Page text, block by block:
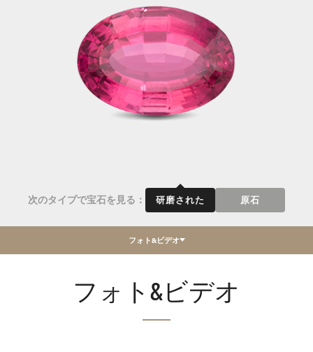
次のタイプで宝石を見る： 研磨された 原石
フォト&ビデオ
フォト&ビデオ